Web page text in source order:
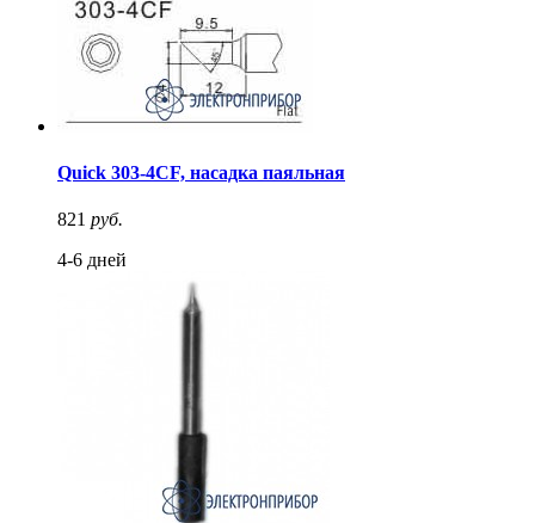
Quick 303-4CF, насадка паяльная
821 руб.
4-6 дней